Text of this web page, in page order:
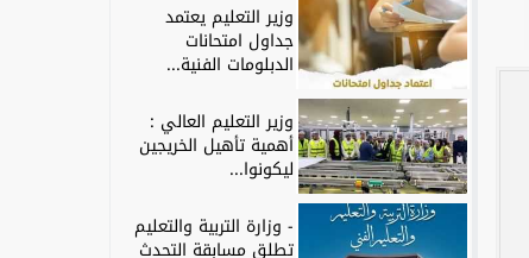
وزير التعليم يعتمد
جداول امتحانات
الدبلومات الفنية...
وزير التعليم العالي :
أهمية تأهيل الخريجين
ليكونوا...
- وزارة التربية والتعليم
تطلق مسابقة التحدث